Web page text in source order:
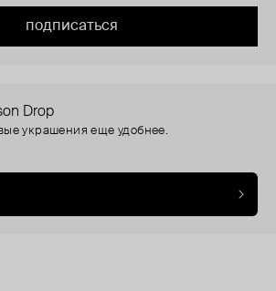
подписаться
Drop
украшения еще удобнее.